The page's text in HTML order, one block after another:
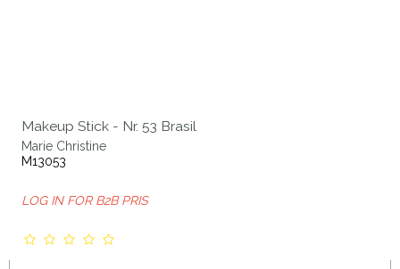
Makeup Stick - Nr. 53 Brasil
Marie Christine
M13053
LOG IN FOR B2B PRIS